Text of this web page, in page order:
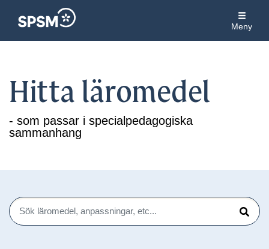
Meny
Hitta läromedel
- som passar i specialpedagogiska
sammanhang
Sök
Sök